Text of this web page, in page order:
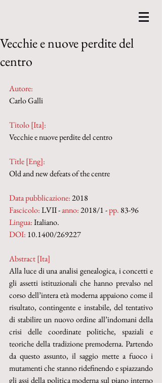
Vecchie e nuove perdite del
centro
Autore:
Carlo Galli
Titolo [Ita]:
Vecchie e nuove perdite del centro
Title [Eng]:
Old and new defeats of the centre
Data pubblicazione: 2018
Fascicolo: LVII - anno: 2018/1 - pp. 83-96
Lingua: Italiano.
DOI: 10.1400/269227
Abstract [Ita]
Alla luce di una analisi genealogica, i concetti e
gli assetti istituzionali che hanno prevalso nel
corso dell’intera età moderna appaiono come il
risultato, contingente e instabile, del tentativo
di stabilire un nuovo ordine all’indomani della
crisi delle coordinate politiche, spaziali e
teoriche della tradizione premoderna. Partendo
da questo assunto, il saggio mette a fuoco i
mutamenti che stanno ridefinendo e spiazzando
gli assi della politica moderna sul piano interno